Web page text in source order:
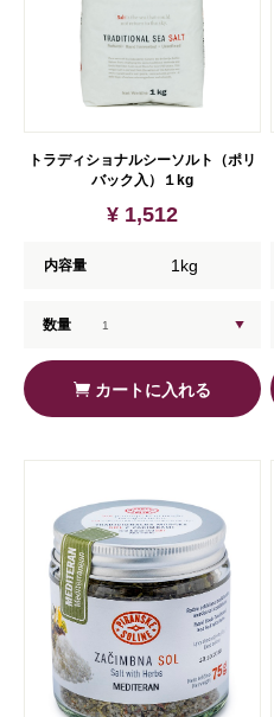
トラディショナルシーソルト（ポリ
バック入）１kg
¥ 1,512
内容量 1kg
数量
カートに入れる